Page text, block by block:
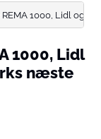
1000, Lidl og
1000, Lidl
næste